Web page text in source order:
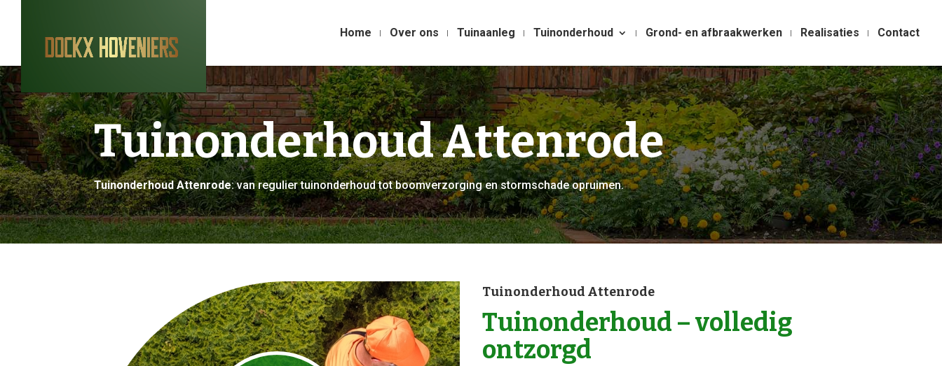
Home Over ons Tuinaanleg Tuinonderhoud Grond- en afbraakwerken Realisaties Contact
Tuinonderhoud Attenrode
Tuinonderhoud Attenrode: van regulier tuinonderhoud tot boomverzorging en stormschade opruimen.
Tuinonderhoud Attenrode
Tuinonderhoud – volledig
ontzorgd